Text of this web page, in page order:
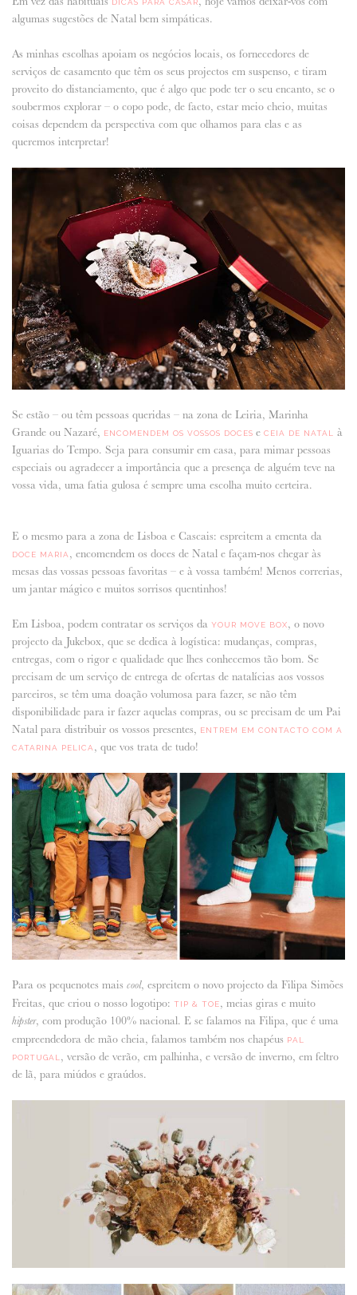
DICAS PARA CASAR
algumas sugestões de Natal bem simpáticas.
As minhas escolhas apoiam os negócios locais, os fornecedores de
serviços de casamento que têm os seus projectos em suspenso, e tiram
proveito do distanciamento, que é algo que pode ter o seu encanto, se o
soubermos explorar – o copo pode, de facto, estar meio cheio, muitas
coisas dependem da perspectiva com que olhamos para elas e as
queremos interpretar!
Se estão – ou têm pessoas queridas – na zona de Leiria, Marinha
Grande ou Nazaré,
ENCOMENDEM OS VOSSOS DOCES eCEIA DE NATAL
à
Iguarias do Tempo. Seja para consumir em casa, para mimar pessoas
especiais ou agradecer a importância que a presença de alguém teve na
vossa vida, uma fatia gulosa é sempre uma escolha muito certeira.
E o mesmo para a zona de Lisboa e Cascais: espreitem a ementa da
DOCE MARIA , encomendem os doces de Natal e façam-nos chegar às
mesas das vossas pessoas favoritas – e à vossa também! Menos correrias,
um jantar mágico e muitos sorrisos quentinhos!
Em Lisboa, podem contratar os serviços da YOUR MOVE BOX, o novo
projecto da Jukebox, que se dedica à logística: mudanças, compras,
entregas, com o rigor e qualidade que lhes conhecemos tão bom. Se
precisam de um serviço de entrega de ofertas de natalícias aos vossos
parceiros, se têm uma doação volumosa para fazer, se não têm
disponibilidade para ir fazer aquelas compras, ou se precisam de um Pai
Natal para distribuir os vossos presentes,
ENTREM EM CONTACTO COM A
CATARINA PELICA , que vos trata de tudo!
Para os pequenotes mais cool, espreitem o novo projecto da Filipa Simões
Freitas, que criou o nosso logotipo: TIP & TOE, meias giras e muito
hipster, com produção 100% nacional. E se falamos na Filipa, que é uma
empreendedora de mão cheia, falamos também nos chapéus PAL
PORTUGAL , versão de verão, em palhinha, e versão de inverno, em feltro
de lã, para miúdos e graúdos.